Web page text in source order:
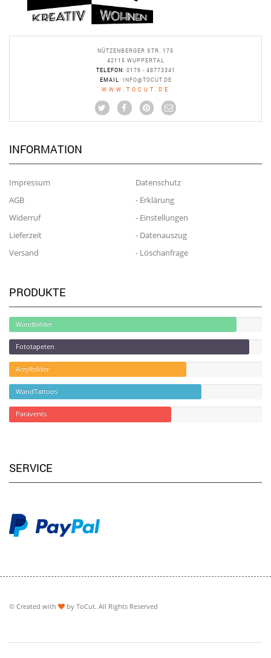
NÜTZENBERGER STR. 175
42115 WUPPERTAL
TELEFON: 0176 - 48773341
EMAIL : INFO@TOCUT.DE
WWW.TOCUT.DE
INFORMATION
Impressum
AGB
Widerruf
Lieferzeit
Versand
Datenschutz
- Erklärung
- Einstellungen
- Datenauszug
- Löschanfrage
PRODUKTE
Wandbilder
Fototapeten
Acrylbilder
WandTattoos
Paravents
SERVICE
© Created with by ToCut. All Rights Reserved